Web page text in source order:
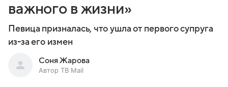
важного в жизни»
Певица призналась, что ушла от первого супруга
из-за его измен
Соня Жарова
Автор ТВ Mail